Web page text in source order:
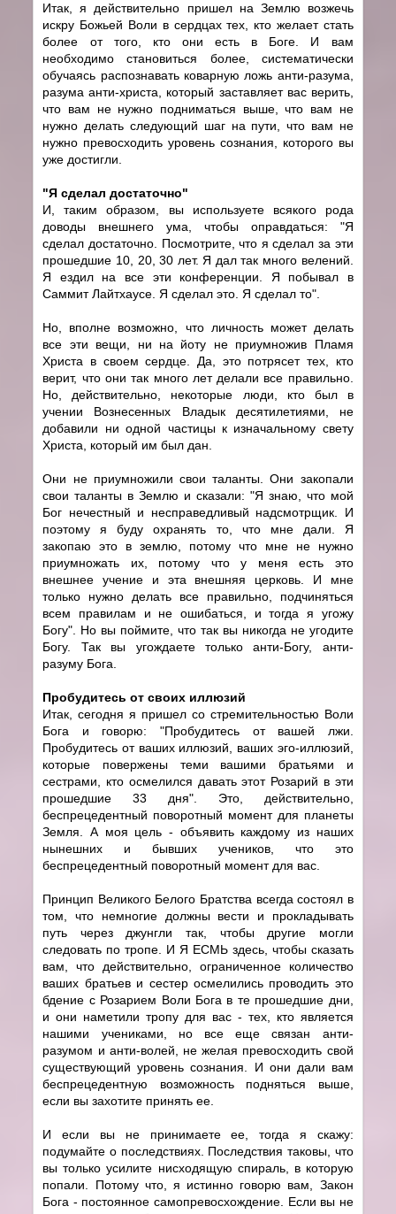
Итак, я действительно пришел на Землю возжечь
искру Божьей Воли в сердцах тех, кто желает стать
более от того, кто они есть в Боге. И вам
необходимо становиться более, систематически
обучаясь распознавать коварную ложь анти-разума,
разума анти-христа, который заставляет вас верить,
что вам не нужно подниматься выше, что вам не
нужно делать следующий шаг на пути, что вам не
нужно превосходить уровень сознания, которого вы
уже достигли.
"Я сделал достаточно"
И, таким образом, вы используете всякого рода
доводы внешнего ума, чтобы оправдаться: "Я
сделал достаточно. Посмотрите, что я сделал за эти
прошедшие 10, 20, 30 лет. Я дал так много велений.
Я ездил на все эти конференции. Я побывал в
Саммит Лайтхаусе. Я сделал это. Я сделал то".
Но, вполне возможно, что личность может делать
все эти вещи, ни на йоту не приумножив Пламя
Христа в своем сердце. Да, это потрясет тех, кто
верит, что они так много лет делали все правильно.
Но, действительно, некоторые люди, кто был в
учении Вознесенных Владык десятилетиями, не
добавили ни одной частицы к изначальному свету
Христа, который им был дан.
Они не приумножили свои таланты. Они закопали
свои таланты в Землю и сказали: "Я знаю, что мой
Бог нечестный и несправедливый надсмотрщик. И
поэтому я буду охранять то, что мне дали. Я
закопаю это в землю, потому что мне не нужно
приумножать их, потому что у меня есть это
внешнее учение и эта внешняя церковь. И мне
только нужно делать все правильно, подчиняться
всем правилам и не ошибаться, и тогда я угожу
Богу". Но вы поймите, что так вы никогда не угодите
Богу. Так вы угождаете только анти-Богу, анти-
разуму Бога.
Пробудитесь от своих иллюзий
Итак, сегодня я пришел со стремительностью Воли
Бога и говорю: "Пробудитесь от вашей лжи.
Пробудитесь от ваших иллюзий, ваших эго-иллюзий,
которые повержены теми вашими братьями и
сестрами, кто осмелился давать этот Розарий в эти
прошедшие 33 дня". Это, действительно,
беспрецедентный поворотный момент для планеты
Земля. А моя цель - объявить каждому из наших
нынешних и бывших учеников, что это
беспрецедентный поворотный момент для вас.
Принцип Великого Белого Братства всегда состоял в
том, что немногие должны вести и прокладывать
путь через джунгли так, чтобы другие могли
следовать по тропе. И Я ЕСМЬ здесь, чтобы сказать
вам, что действительно, ограниченное количество
ваших братьев и сестер осмелились проводить это
бдение с Розарием Воли Бога в те прошедшие дни,
и они наметили тропу для вас - тех, кто является
нашими учениками, но все еще связан анти-
разумом и анти-волей, не желая превосходить свой
существующий уровень сознания. И они дали вам
беспрецедентную возможность подняться выше,
если вы захотите принять ее.
И если вы не принимаете ее, тогда я скажу:
подумайте о последствиях. Последствия таковы, что
вы только усилите нисходящую спираль, в которую
попали. Потому что, я истинно говорю вам, Закон
Бога - постоянное самопревосхождение. Если вы не